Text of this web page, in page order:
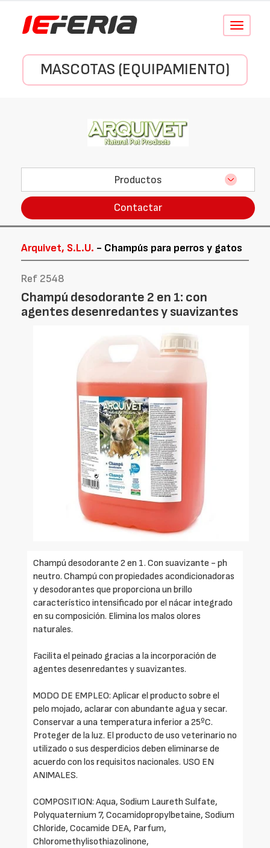
Conmutar
MASCOTAS (EQUIPAMIENTO)
Productos
Contactar
Arquivet, S.L.U. - Champús para perros y gatos
Ref 2548
Champú desodorante 2 en 1: con
agentes desenredantes y suavizantes
Champú desodorante 2 en 1. Con suavizante - ph
neutro. Champú con propiedades acondicionadoras
y desodorantes que proporciona un brillo
característico intensificado por el nácar integrado
en su composición. Elimina los malos olores
naturales.
Facilita el peinado gracias a la incorporación de
agentes desenredantes y suavizantes.
MODO DE EMPLEO: Aplicar el producto sobre el
pelo mojado, aclarar con abundante agua y secar.
Conservar a una temperatura inferior a 25ºC.
Proteger de la luz. El producto de uso veterinario no
utilizado o sus desperdicios deben eliminarse de
acuerdo con los requisitos nacionales. USO EN
ANIMALES.
COMPOSITION: Aqua, Sodium Laureth Sulfate,
Polyquaternium 7, Cocamidopropylbetaine, Sodium
Chloride, Cocamide DEA, Parfum,
Chloromethylisothiazolinone,